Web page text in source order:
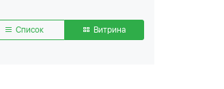
Список Витрина